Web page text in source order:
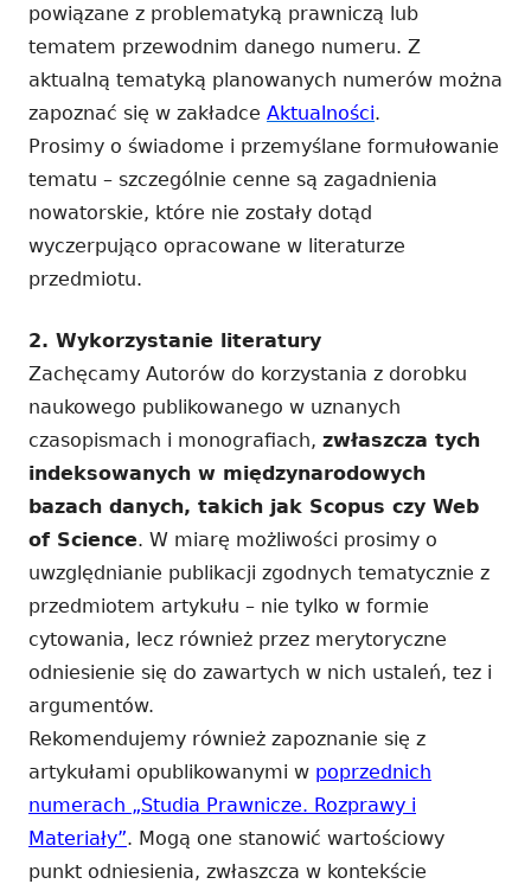
powiązane z problematyką prawniczą lub
tematem przewodnim danego numeru. Z
aktualną tematyką planowanych numerów można
zapoznać się w zakładce Aktualności.
Prosimy o świadome i przemyślane formułowanie
tematu – szczególnie cenne są zagadnienia
nowatorskie, które nie zostały dotąd
wyczerpująco opracowane w literaturze
przedmiotu.
2. Wykorzystanie literatury
Zachęcamy Autorów do korzystania z dorobku
naukowego publikowanego w uznanych
czasopismach i monografiach, zwłaszcza tych
indeksowanych w międzynarodowych
bazach danych, takich jak Scopus czy Web
of Science. W miarę możliwości prosimy o
uwzględnianie publikacji zgodnych tematycznie z
przedmiotem artykułu – nie tylko w formie
cytowania, lecz również przez merytoryczne
odniesienie się do zawartych w nich ustaleń, tez i
argumentów.
Rekomendujemy również zapoznanie się z
artykułami opublikowanymi w poprzednich
numerach „Studia Prawnicze. Rozprawy i
Materiały”. Mogą one stanowić wartościowy
punkt odniesienia, zwłaszcza w kontekście